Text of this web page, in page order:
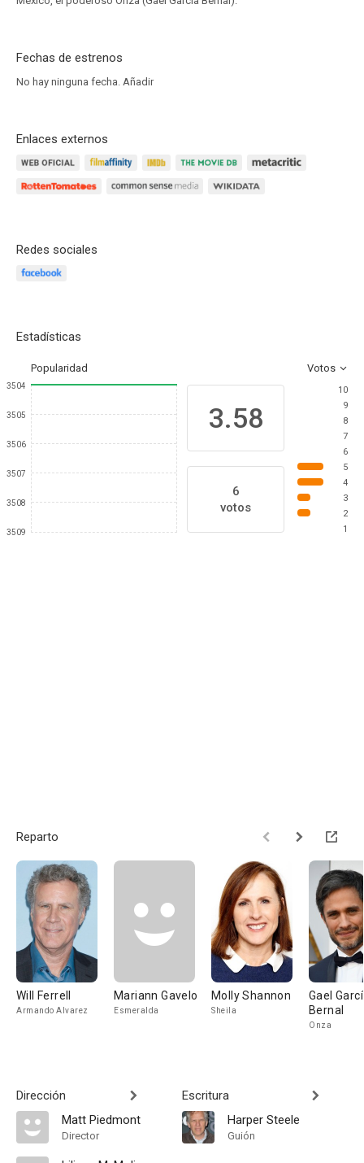
Fechas de estrenos
No hay ninguna fecha. Añadir
Enlaces externos
Redes sociales
Estadísticas
Popularidad Votos
3504
3505
3506
3507
3508
3509
3.58
6
votos
10
9
8
7
6
5
4
3
2
1
Reparto
Will Ferrell
Armando Alvarez
Mariann Gavelo
Esmeralda
Molly Shannon
Sheila
Gael
Bernal
Onza
Dirección
Matt Piedmont
Director
Escritura
Harper Steele
Guión